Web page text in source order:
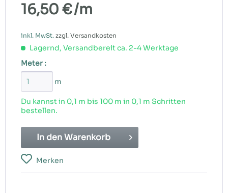
16,50 €/m
inkl. MwSt. zzgl. Versandkosten
Lagernd, Versandbereit ca. 2-4 Werktage
Meter :
m
Du kannst in 0,1 m bis 100 m in 0,1 m Schritten
bestellen.
In den Warenkorb
Merken